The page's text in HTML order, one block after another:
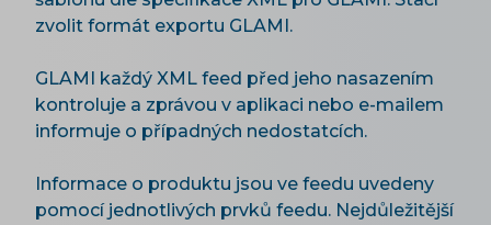
zvolit formát exportu GLAMI.
GLAMI každý XML feed před jeho nasazením
kontroluje a zprávou v aplikaci nebo e-mailem
informuje o případných nedostatcích.
Informace o produktu jsou ve feedu uvedeny
pomocí jednotlivých prvků feedu. Nejdůležitější